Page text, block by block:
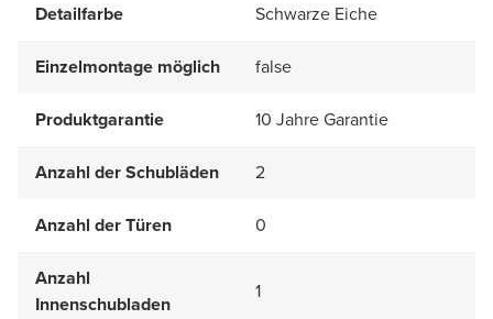
Detailfarbe Schwarze Eiche
Einzelmontage möglich false
Produktgarantie 10 Jahre Garantie
Anzahl der Schubläden 2
Anzahl der Türen 0
Anzahl
Innenschubladen
1